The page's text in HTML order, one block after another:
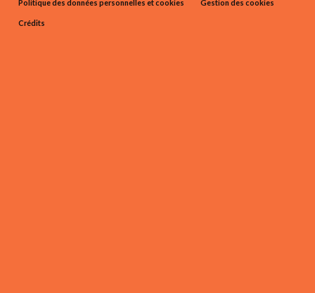
Politique des données personnelles et cookies Gestion des cookies
Crédits